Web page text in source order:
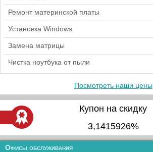
Ремонт материнской платы
Установка Windows
Замена матрицы
Чистка ноутбука от пыли
Посмотреть наши цены
Купон на скидку
3,1415926%
Офисы обслуживания